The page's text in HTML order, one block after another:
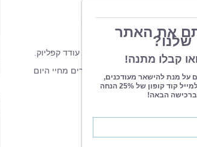
ופזמונים פרי עטו השנון של עודד קפליוק.
המביא לפואנטה מפתיעה, שירים מחיי היום
שעובר על כל אחד מאתנו.